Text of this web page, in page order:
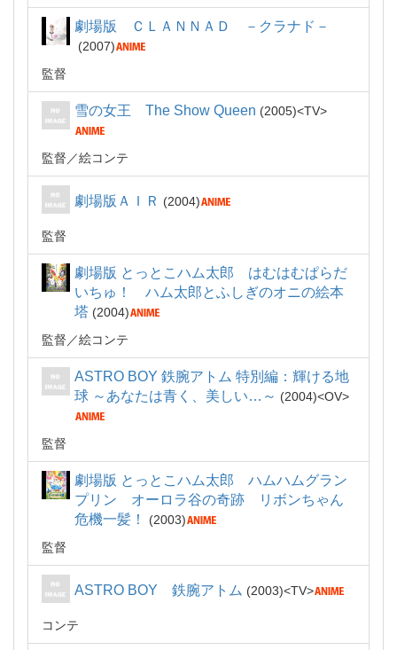
劇場版 ＣＬＡＮＮＡＤ －クラナド－
2007
監督
雪の女王 The Show Queen 2005 TV
監督 絵コンテ
劇場版ＡＩＲ 2004
監督
劇場版 とっとこハム太郎 はむはむぱらだ
いちゅ！ ハム太郎とふしぎのオニの絵本
塔
2004
監督
絵コンテ
ASTRO BOY 鉄腕アトム 特別編：輝ける地
球 ～あなたは青く、美しい…～
2004 OV
監督
劇場版 とっとこハム太郎 ハムハムグラン
プリン オーロラ谷の奇跡 リボンちゃん
危機一髪！
2003
監督
ASTRO BOY 鉄腕アトム 2003 TV
コンテ